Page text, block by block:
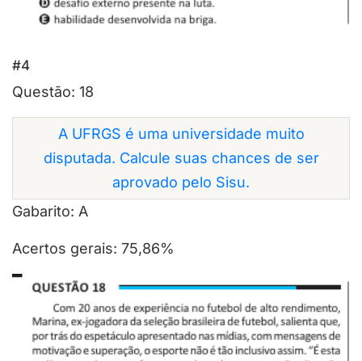
#4
Questão: 18
A UFRGS é uma universidade muito
disputada. Calcule suas chances de ser
aprovado pelo Sisu.
Gabarito: A
Acertos gerais: 75,86%